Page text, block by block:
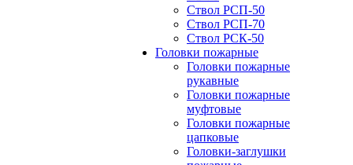
Ствол РСП-50
Ствол РСП-70
Ствол РСК-50
Головки пожарные
Головки пожарные
рукавные
Головки пожарные
муфтовые
Головки пожарные
цапковые
Головки-заглушки